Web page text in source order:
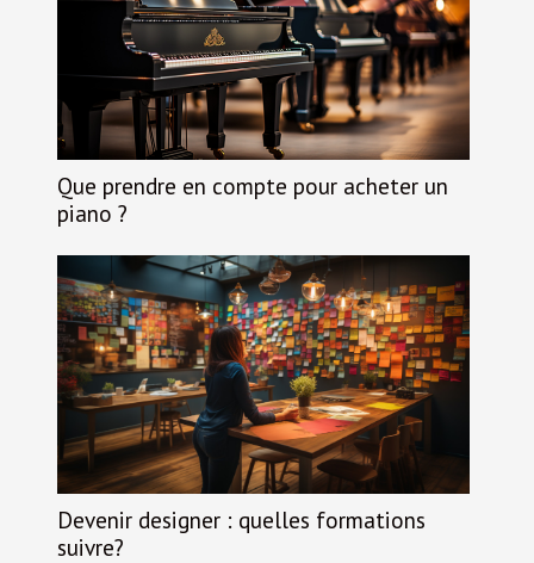
Que prendre en compte pour acheter un
piano ?
Devenir designer : quelles formations
suivre?